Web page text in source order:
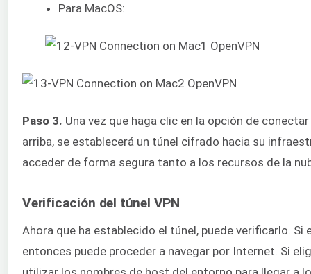
Para MacOS:
Paso 3. Una vez que haga clic en la opción de
arriba, se establecerá un túnel cifrado hacia su
acceder de forma segura tanto a los recursos de la
Verificación del túnel VPN
Ahora que ha establecido el túnel, puede verificarlo. Si
entonces puede proceder a navegar por Internet. Si